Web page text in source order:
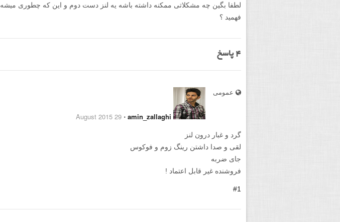
لطفا بگین چه مشکلاتی ممکنه داشته باشه یه لنز دست دوم و این که چطوری میشه
فهمید ؟
4 پاسخ
عمومی
amin_zallaghi
⋅
29 August 2015
گرد و غبار درون لنز
لقی و صدا داشتن رینگ زوم و فوکوس
جای ضربه
فروشنده غیر قابل اعتماد !
#1